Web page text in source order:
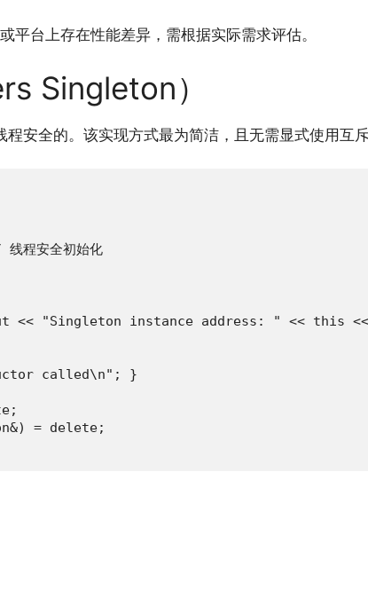
平台上存在性能差异，需根据实际需求评估。
Singleton）
安全的。该实现方式最为简洁，且无需显式使用互斥
程安全初始化
<< "Singleton instance address: " << this
called\n"; }
= delete;